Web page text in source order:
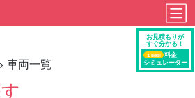
車両一覧